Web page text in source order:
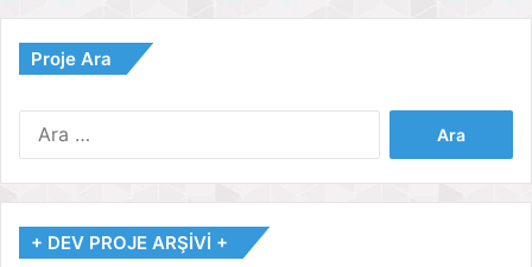
Proje Ara
+ DEV PROJE ARŞİVİ +